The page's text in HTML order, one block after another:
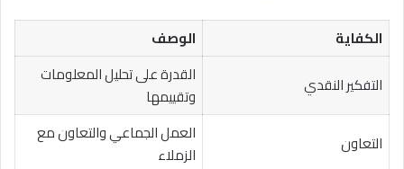
الكفاية
الوصف
التفكير النقدي
القدرة على تحليل المعلومات
وتقييمها
التعاون
العمل الجماعي والتعاون مع
الزملاء